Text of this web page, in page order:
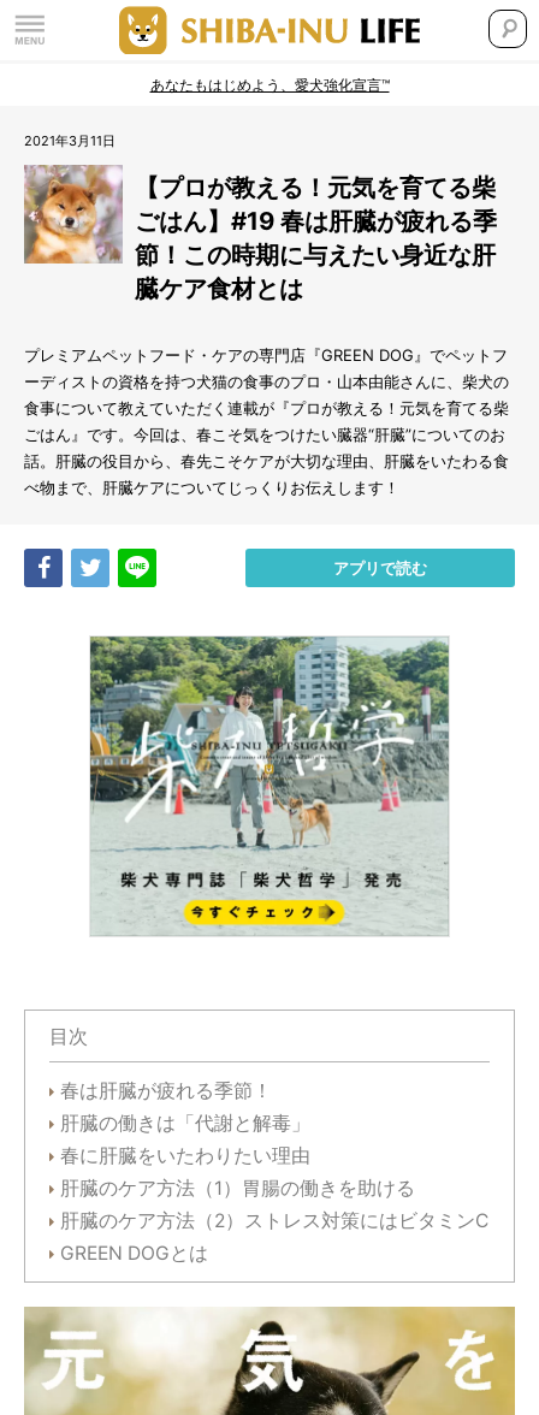
あなたもはじめよう、愛犬強化宣言™
2021年3月11日
【プロが教える！元気を育てる柴
ごはん】#19 春は肝臓が疲れる季
節！この時期に与えたい身近な肝
臓ケア食材とは
プレミアムペットフード・ケアの専門店『GREEN DOG』でペットフ
ーディストの資格を持つ犬猫の食事のプロ・山本由能さんに、柴犬の
食事について教えていただく連載が『プロが教える！元気を育てる柴
ごはん』です。今回は、春こそ気をつけたい臓器“肝臓”についてのお
話。肝臓の役目から、春先こそケアが大切な理由、肝臓をいたわる食
べ物まで、肝臓ケアについてじっくりお伝えします！
Share Tweet アプリで読む
目次
春は肝臓が疲れる季節！
肝臓の働きは「代謝と解毒」
春に肝臓をいたわりたい理由
肝臓のケア方法（1）胃腸の働きを助ける
肝臓のケア方法（2）ストレス対策にはビタミンC
GREEN DOGとは